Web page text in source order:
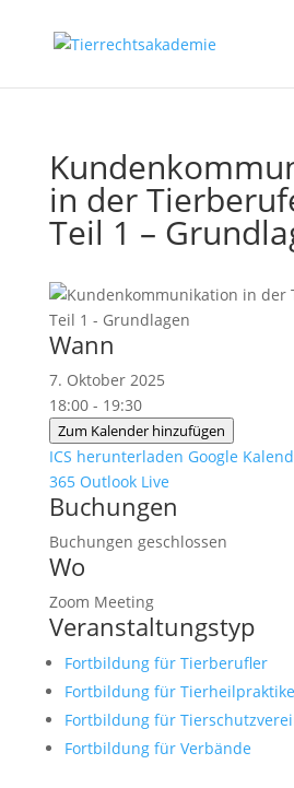
in der
Teil 1 –
Wann
7. Oktober 2025
18:00 - 19:30
Zum Kalender hinzufügen
ICS herunterladen Google
365 Outlook Live
Buchungen
Buchungen geschlossen
Wo
Zoom Meeting
Veranstaltungstyp
Fortbildung für Tierberufler
Fortbildung für
Fortbildung für
Fortbildung für Verbände